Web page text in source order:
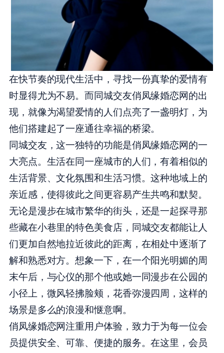
在快节奏的现代生活中，寻找一份真挚的爱情有
时显得尤为不易。而同城交友俏凤缘婚恋网的出
现，就像为渴望爱情的人们点亮了一盏明灯，为
他们搭建起了一座通往幸福的桥梁。
同城交友，这一独特的功能是俏凤缘婚恋网的一
大亮点。生活在同一座城市的人们，有着相似的
生活背景、文化氛围和生活习惯。这种地域上的
亲近感，使得彼此之间更容易产生共鸣和默契。
无论是漫步在城市繁华的街头，还是一起探寻那
些藏在小巷里的特色美食店，同城交友都能让人
们更加自然地拉近彼此的距离，在相处中逐渐了
解和熟悉对方。想象一下，在一个阳光明媚的周
末午后，与心仪的那个他或她一同漫步在公园的
小径上，微风轻拂脸颊，花香弥漫四周，这样的
场景是多么的浪漫和惬意啊。
俏凤缘婚恋网注重用户体验，致力于为每一位会
员提供安全、可靠、便捷的服务。在这里，会员